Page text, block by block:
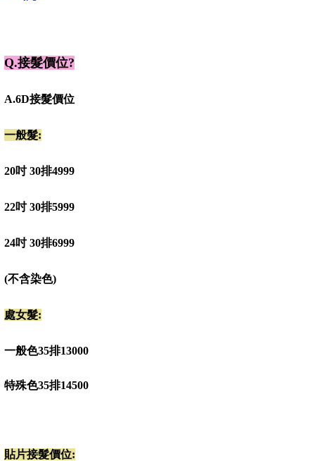
Q.接髮價位?
A.6D接髮價位
一般髮:
20吋 30排4999
22吋 30排5999
24吋 30排6999
(不含染色)
處女髮:
一般色35排13000
特殊色35排14500
貼片接髮價位: